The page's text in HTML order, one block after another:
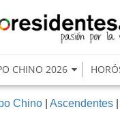
CHINO 2026
Chino Ascendentes